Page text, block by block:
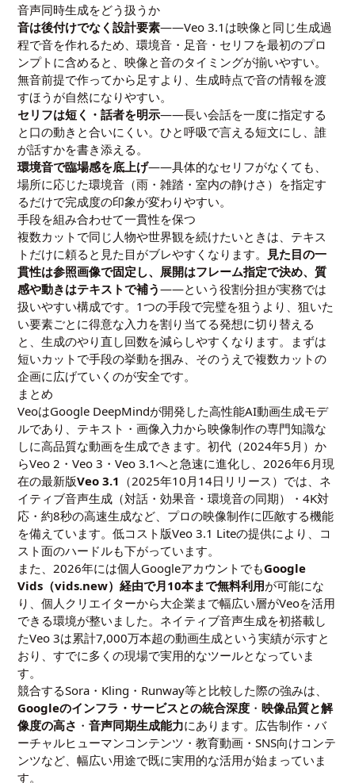
音声同時生成をどう扱うか
音は後付けでなく設計要素——Veo 3.1は映像と同じ生成過
程で音を作れるため、環境音・足音・セリフを最初のプロ
ンプトに含めると、映像と音のタイミングが揃いやすい。
無音前提で作ってから足すより、生成時点で音の情報を渡
すほうが自然になりやすい。
セリフは短く・話者を明示——長い会話を一度に指定する
と口の動きと合いにくい。ひと呼吸で言える短文にし、誰
が話すかを書き添える。
環境音で臨場感を底上げ——具体的なセリフがなくても、
場所に応じた環境音（雨・雑踏・室内の静けさ）を指定す
るだけで完成度の印象が変わりやすい。
手段を組み合わせて一貫性を保つ
複数カットで同じ人物や世界観を続けたいときは、テキス
トだけに頼ると見た目がブレやすくなります。
見た目の一
貫性は参照画像で固定し、展開はフレーム指定で決め、質
感や動きはテキストで補う——という役割分担が実務では
扱いやすい構成です。1つの手段で完璧を狙うより、狙いた
い要素ごとに得意な入力を割り当てる発想に切り替える
と、生成のやり直し回数を減らしやすくなります。まずは
短いカットで手段の挙動を掴み、そのうえで複数カットの
企画に広げていくのが安全です。
まとめ
VeoはGoogle DeepMindが開発した高性能AI動画生成モデ
ルであり、テキスト・画像入力から映像制作の専門知識な
しに高品質な動画を生成できます。初代（2024年5月）か
らVeo 2・Veo 3・Veo 3.1へと急速に進化し、2026年6月現
在の最新版Veo 3.1 （2025年10月14日リリース）では、ネ
イティブ音声生成（対話・効果音・環境音の同期）・4K対
応・約8秒の高速生成など、プロの映像制作に匹敵する機能
を備えています。低コスト版Veo 3.1 Liteの提供により、コ
スト面のハードルも下がっています。
また、2026年には個人GoogleアカウントでもGoogle
Vids（vids.new）経由で月10本まで無料利用が可能にな
り、個人クリエイターから大企業まで幅広い層がVeoを活用
できる環境が整いました。ネイティブ音声生成を初搭載し
たVeo 3は累計7,000万本超の動画生成という実績が示すと
おり、すでに多くの現場で実用的なツールとなっていま
す。
競合するSora・Kling・Runway等と比較した際の強みは、
Googleのインフラ・サービスとの統合深度 ・映像品質と解
像度の高さ ・音声同期生成能力にあります。広告制作・バ
ーチャルヒューマンコンテンツ・教育動画・SNS向けコンテ
ンツなど、幅広い用途で既に実用的な活用が始まっていま
す。